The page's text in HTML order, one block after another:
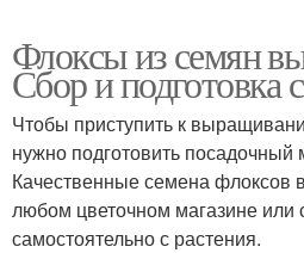
Флоксы из семян
Сбор и подготовка
Чтобы приступить к
нужно подготовить
Качественные семена флоксов
любом цветочном магазине или
самостоятельно с растения.